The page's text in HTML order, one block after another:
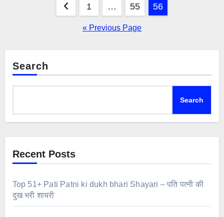
pagination
1 … 55 56
« Previous Page
Search
Search
Recent Posts
Top 51+ Pati Patni ki dukh bhari Shayari – पति पत्नी की
दुख भरी शायरी